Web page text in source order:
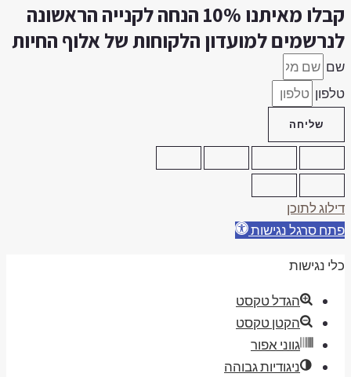
קבלו מאיתנו 10% הנחה לקנייה הראשונה
למועדון הלקוחות של אלוף החיות
שליחה
לתוכן
סרגל נגישות
נגישות
הגדל טקסט
הקטן טקסט
גווני אפור
ניגודיות גבוהה